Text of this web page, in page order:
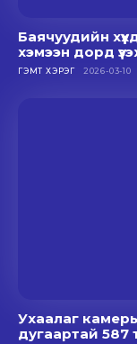
Баячуудийн
хэмээн дорд
ГЭМТ ХЭРЭГ 2026-03-10
Ухаалаг
дугаартай 587